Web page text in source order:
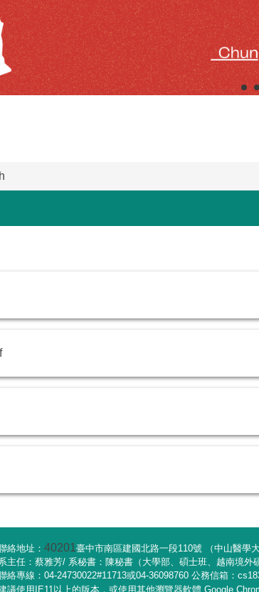
絡地址： 40201 臺中市南區建國北路一段110號 （中山醫學
主任：蔡雅芳/ 系秘書：陳秘書（大學部、碩士班、越南
絡專線：04-24730022#11713或04-36098760 公務信箱：
議使用IE11以上的版本，或使用其他瀏覽器軟體 Google